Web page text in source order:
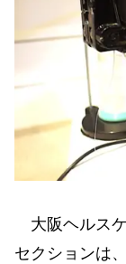
大阪ヘルス
セクションは